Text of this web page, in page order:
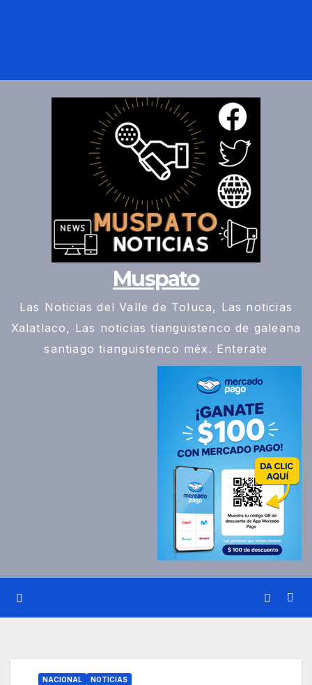
Muspato
Las Noticias del Valle de Toluca, Las noticias
Xalatlaco, Las noticias tianguistenco de galeana
santiago tianguistenco méx. Enterate
NACIONAL NOTICIAS